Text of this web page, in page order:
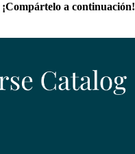
¡Compártelo a continuación!